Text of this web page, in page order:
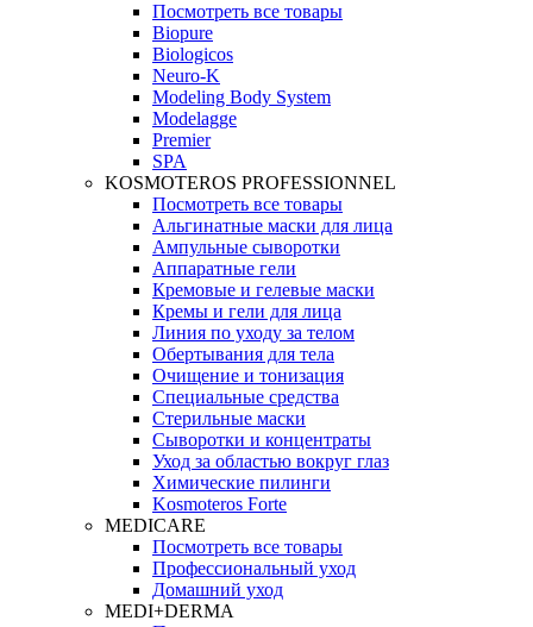
Посмотреть все товары
Biopure
Biologicos
Neuro‑K
Modeling Body System
Modelagge
Premier
SPA
KOSMOTEROS PROFESSIONNEL
Посмотреть все товары
Альгинатные маски для лица
Ампульные сыворотки
Аппаратные гели
Кремовые и гелевые маски
Кремы и гели для лица
Линия по уходу за телом
Обертывания для тела
Очищение и тонизация
Специальные средства
Стерильные маски
Сыворотки и концентраты
Уход за областью вокруг глаз
Химические пилинги
Kosmoteros Forte
MEDICARE
Посмотреть все товары
Профессиональный уход
Домашний уход
MEDI+DERMA